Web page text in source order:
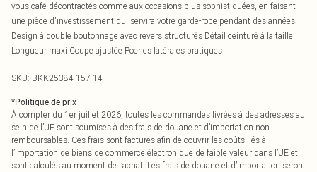
vous café décontractés comme aux occasions plus sophistiquées, en faisant
une pièce d'investissement qui servira votre garde-robe pendant des années.
Design à double boutonnage avec revers structurés Détail ceinturé à la taille
Longueur maxi Coupe ajustée Poches latérales pratiques
SKU: BKK25384-157-14
*Politique de prix
À compter du 1er juillet 2026, toutes les commandes livrées à des adresses au
sein de l’UE sont soumises à des frais de douane et d’importation non
remboursables. Ces frais sont facturés afin de couvrir les coûts liés à
l’importation de biens de commerce électronique de faible valeur dans l’UE et
sont calculés au moment de l’achat. Les frais de douane et d’importation seront